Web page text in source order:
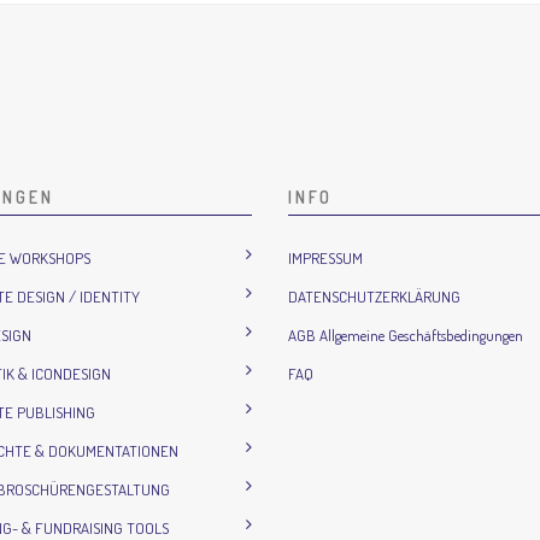
WORKSHOPS
DESIGN / IDENTITY
& ICONDESIGN
PUBLISHING
& DOKUMENTATIONEN
& FUNDRAISING TOOLS
INFO
IMPRESSUM
DATENSCHUTZERKLÄRUNG
AGB Allgemeine Geschäftsbedingungen
FAQ